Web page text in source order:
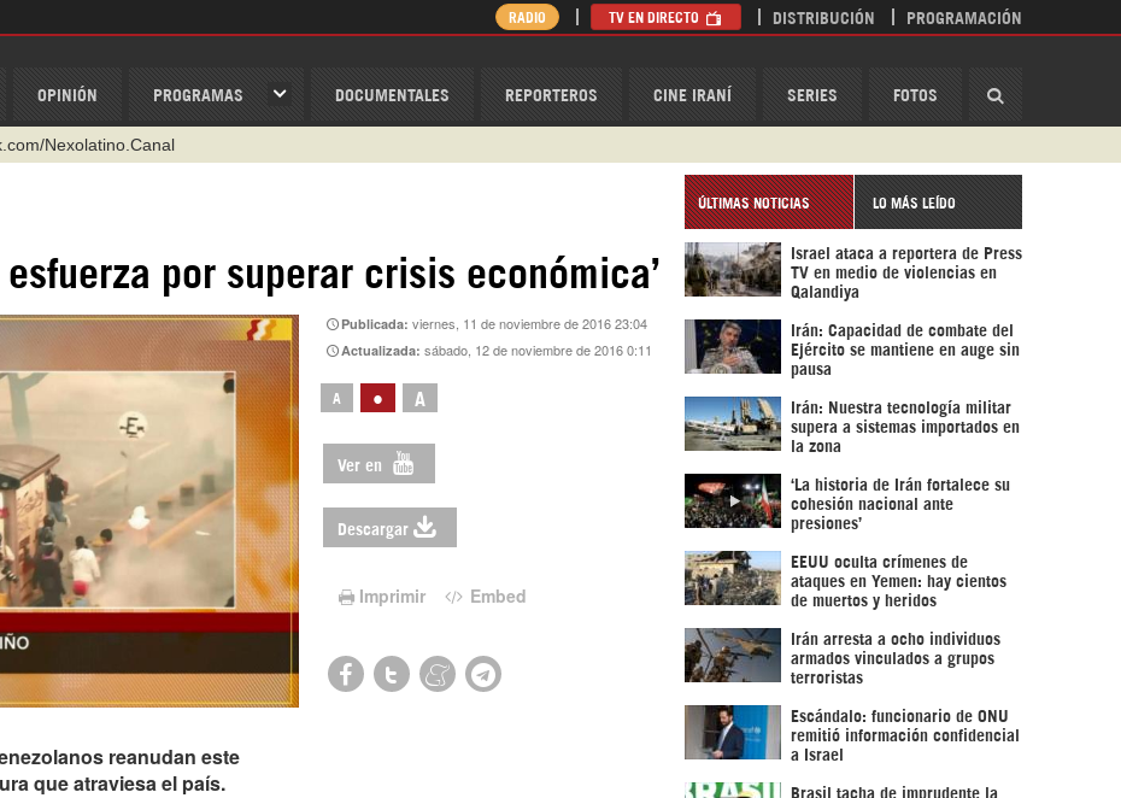
OPINIÓN PROGRAMAS DOCUMENTALES REPORTEROS CINE IRANÍ SERIES FOTOS
RADIO TV EN DIRECTO DISTRIBUCIÓN PROGRAMACIÓN
Nexolatino.Canal
c/hispantv
921 79 29 404
esfuerza por superar crisis económica’
Publicada:viernes, 11 de noviembre de 2016 23:04
Actualizada:sábado, 12 de noviembre de 2016 0:11
A • A
Ver en
Descargar
Imprimir Embed
reanudan este
que atraviesa el país.
ÚLTIMAS NOTICIAS LO MÁS LEÍDO
Israel ataca a reportera de Press
TV en medio de violencias en
Qalandiya
Irán: Capacidad de combate del
Ejército se mantiene en auge sin
pausa
Irán: Nuestra tecnología militar
supera a sistemas importados en
la zona
‘La historia de Irán fortalece su
cohesión nacional ante
presiones’
EEUU oculta crímenes de
ataques en Yemen: hay cientos
de muertos y heridos
Irán arresta a ocho individuos
armados vinculados a grupos
terroristas
Escándalo: funcionario de ONU
remitió información confidencial
a Israel
Brasil tacha de imprudente la